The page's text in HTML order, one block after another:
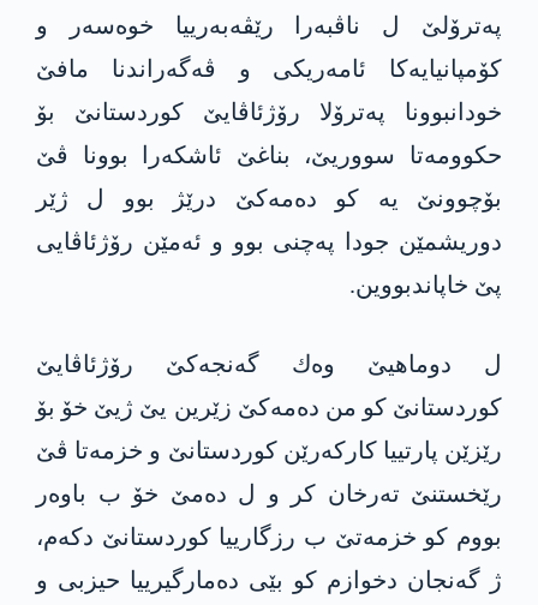
په‌ترۆلێ ل ناڤبه‌را رێڤه‌به‌رییا خوه‌سه‌ر و
كۆمپانیایه‌كا ئامه‌ریكی و ڤه‌گه‌راندنا مافێ
خودانبوونا په‌ترۆلا رۆژئاڤایێ كوردستانێ بۆ
حكوومه‌تا سووریێ، بناغێ ئاشكه‌را‌ بوونا ڤێ
بۆچوونێ یه‌ كو ده‌مه‌كێ درێژ بوو ل ژێر
دوریشمێن جودا په‌چنی بوو و ئه‌مێن رۆژئاڤایی
پێ خاپاندبووین.
ل دوماهیێ وه‌ك‌ گه‌نجه‌كێ رۆژئاڤایێ
كوردستانێ كو من ده‌مه‌كێ‌ زێرین یێ ژیێ خۆ‌ بۆ
رێزێن پارتییا كاركه‌رێن كوردستانێ و خزمه‌تا ڤێ
رێخستنێ ته‌رخان كر و ل ده‌مێ خۆ ب باوه‌ر
بووم كو خزمه‌تێ ب رزگارییا كوردستانێ دكه‌م،
ژ گه‌نجان دخوازم كو بێی ده‌مارگیرییا حیزبی و